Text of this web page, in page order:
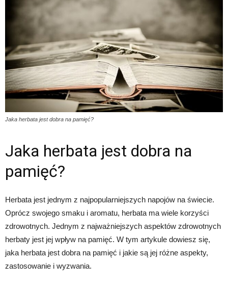
Jaka herbata jest dobra na pamięć?
Jaka herbata jest dobra na
pamięć?
Herbata jest jednym z najpopularniejszych napojów na świecie.
Oprócz swojego smaku i aromatu, herbata ma wiele korzyści
zdrowotnych. Jednym z najważniejszych aspektów zdrowotnych
herbaty jest jej wpływ na pamięć. W tym artykule dowiesz się,
jaka herbata jest dobra na pamięć i jakie są jej różne aspekty,
zastosowanie i wyzwania.